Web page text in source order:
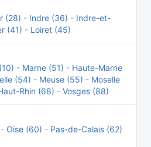
(28) - Indre (36) - Indre-et-
(41) - Loiret (45)
- Marne (51) - Haute-Marne
(54) - Meuse (55) - Moselle
Rhin (68) - Vosges (88)
- Oise (60) - Pas-de-Calais (62)